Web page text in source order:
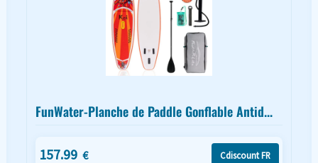
FunWater-Planche de Paddle Gonflable Antid...
157.99 € Cdiscount FR